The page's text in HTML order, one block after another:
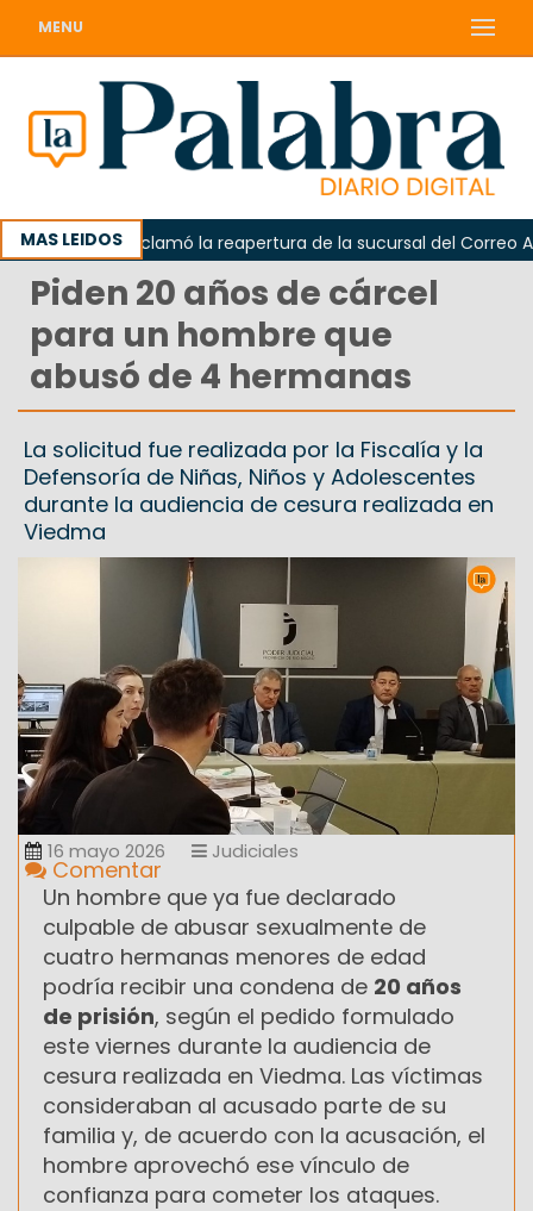
MENU
MAS LEIDOS
Odarda reclamó la reapertura de la sucursal del Correo
Piden 20 años de cárcel
para un hombre que
abusó de 4 hermanas
La solicitud fue realizada por la Fiscalía y la
Defensoría de Niñas, Niños y Adolescentes
durante la audiencia de cesura realizada en
Viedma
16 mayo 2026 Judiciales
Comentar
Un hombre que ya fue declarado
culpable de abusar sexualmente de
cuatro hermanas menores de edad
podría recibir una condena de 20 años
de prisión, según el pedido formulado
este viernes durante la audiencia de
cesura realizada en Viedma. Las víctimas
consideraban al acusado parte de su
familia y, de acuerdo con la acusación, el
hombre aprovechó ese vínculo de
confianza para cometer los ataques.